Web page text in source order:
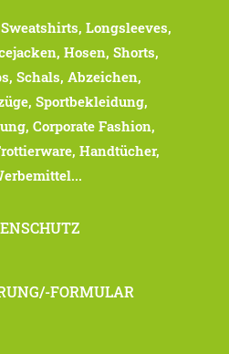
Longsleeves,
Hosen, Shorts,
Schals, Abzeichen,
Sportbekleidung,
Corporate Fashion,
Handtücher,
FORMULAR